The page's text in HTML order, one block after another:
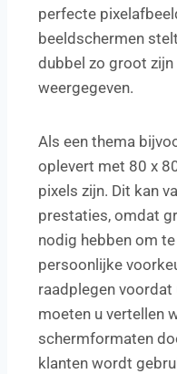
perfecte
beeldschermen
dubbel zo groot
weergegeven.
Als een thema
oplevert met 80 x
pixels zijn. Dit kan
prestaties, omdat
nodig hebben om
persoonlijke
raadplegen
moeten u vertellen
schermformaten
klanten wordt